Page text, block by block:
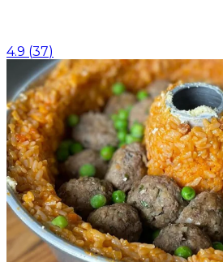
4.9 (37)